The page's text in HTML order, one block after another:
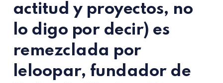
actitud y proyectos, no
lo digo por decir) es
remezclada por
leloopar, fundador de